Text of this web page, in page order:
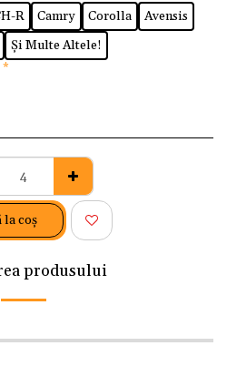
R Camry Corolla
Avensis
Și Multe Altele!
*
la coş
produsului